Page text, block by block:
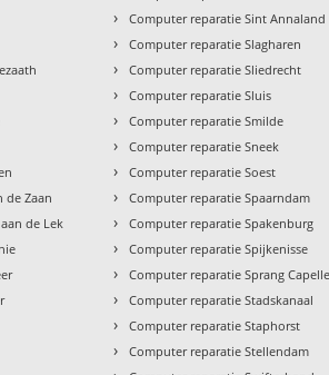
de Zaan
de Lek
› Computer reparatie Sint Annaland
› Computer reparatie Slagharen
› Computer reparatie Sliedrecht
› Computer reparatie Sluis
› Computer reparatie Smilde
› Computer reparatie Sneek
› Computer reparatie Soest
› Computer reparatie Spaarndam
› Computer reparatie Spakenburg
› Computer reparatie Spijkenisse
› Computer reparatie Sprang Capelle
› Computer reparatie Stadskanaal
› Computer reparatie Staphorst
› Computer reparatie Stellendam